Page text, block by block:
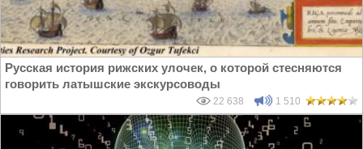
Русская история рижских улочек, о которой стесняются
говорить латышские экскурсоводы
22 638 1 510